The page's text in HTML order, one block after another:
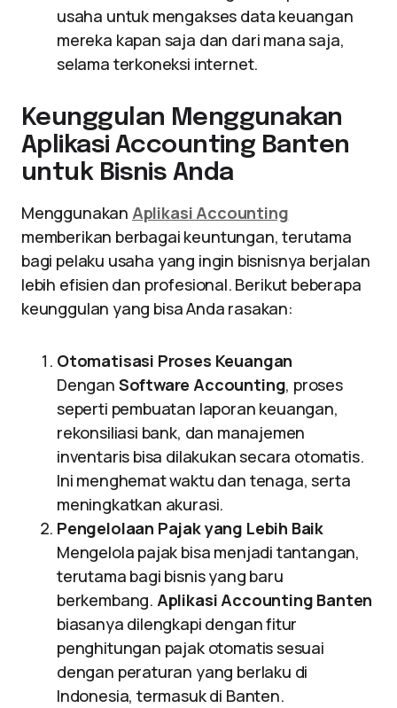
usaha untuk mengakses data keuangan
mereka kapan saja dan dari mana saja,
selama terkoneksi internet.
Keunggulan Menggunakan
Aplikasi Accounting Banten
untuk Bisnis Anda
Menggunakan Aplikasi Accounting
memberikan berbagai keuntungan, terutama
bagi pelaku usaha yang ingin bisnisnya berjalan
lebih efisien dan profesional. Berikut beberapa
keunggulan yang bisa Anda rasakan:
Otomatisasi Proses Keuangan
Dengan Software Accounting, proses
seperti pembuatan laporan keuangan,
rekonsiliasi bank, dan manajemen
inventaris bisa dilakukan secara otomatis.
Ini menghemat waktu dan tenaga, serta
meningkatkan akurasi.
Pengelolaan Pajak yang Lebih Baik
Mengelola pajak bisa menjadi tantangan,
terutama bagi bisnis yang baru
berkembang. Aplikasi Accounting Banten
biasanya dilengkapi dengan fitur
penghitungan pajak otomatis sesuai
dengan peraturan yang berlaku di
Indonesia, termasuk di Banten.